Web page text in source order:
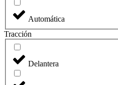
Automática
Tracción
Delantera